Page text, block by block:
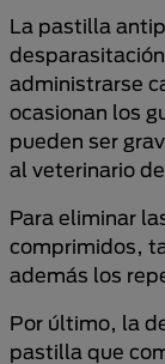
La pastilla
administrarse
ocasionan los
pueden ser
al veterinario
Para eliminar
comprimidos,
además los
Por último, la
pastilla que